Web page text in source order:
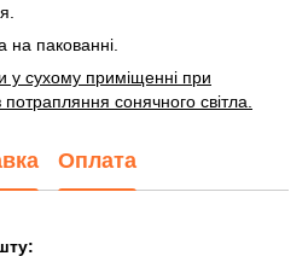
на пакованні.
у сухому приміщенні при
сонячного світла.
Оплата